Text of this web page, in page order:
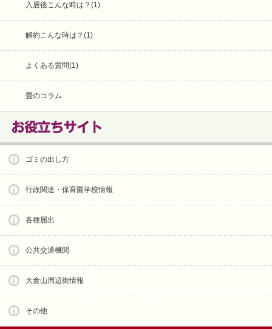
入居後こんな時は？(1)
解約こんな時は？(1)
よくある質問(1)
畳のコラム
ゴミの出し方
行政関連・保育園学校情報
各種届出
公共交通機関
大倉山周辺街情報
その他